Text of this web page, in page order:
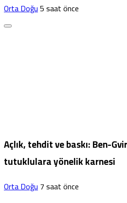
Orta Doğu5 saat önce
Açlık, tehdit ve baskı: Ben-
tutuklulara yönelik karnesi
Orta Doğu7 saat önce